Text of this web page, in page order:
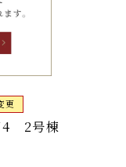
更
4 2号棟